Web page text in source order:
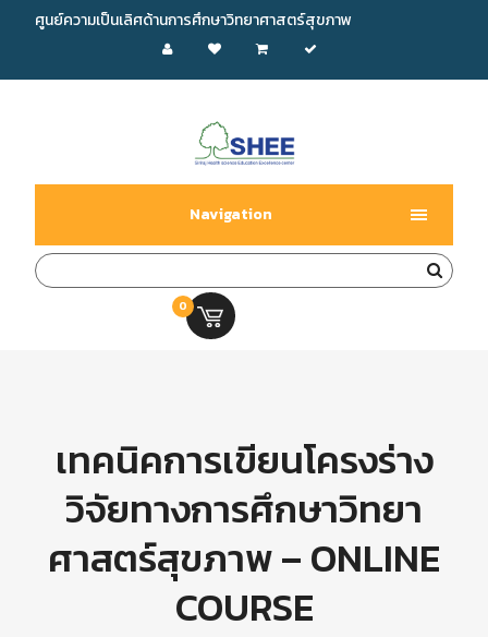
ศูนย์ความเป็นเลิศด้านการศึกษาวิทยาศาสตร์สุขภาพ
Navigation
0
เทคนิคการเขียนโครงร่าง
วิจัยทางการศึกษาวิทยา
ศาสตร์สุขภาพ – ONLINE
COURSE